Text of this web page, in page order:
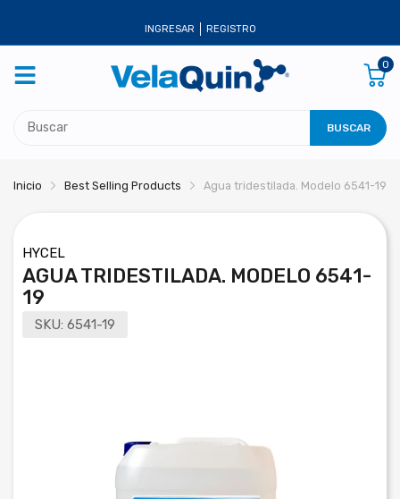
INGRESAR REGISTRO
0
BUSCAR
Inicio Best Selling Products Agua tridestilada. Modelo 6541-19
HYCEL
AGUA TRIDESTILADA. MODELO 6541-
19
SKU: 6541-19